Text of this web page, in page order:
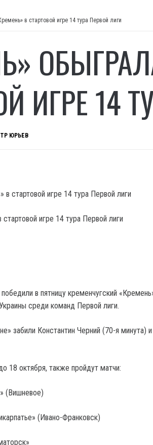
в стартовой игре 14 тура Первой лиги
ИГРЕ 14
ЮРЬЕВ
игре 14 тура Первой лиги
в пятницу кременчугский
среди команд Первой лиги.
забили Константин Черний (70-я минута)
18 октября, также пройдут матчи:
(Вишневое)
(Ивано-Франковск)